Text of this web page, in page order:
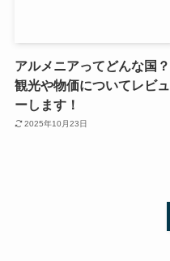
アルメニアってどんな国？
観光や物価についてレビュ
ーします！
2025年10月23日